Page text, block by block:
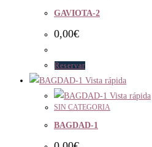
GAVIOTA-2
0,00€
Reservar
Vista rápida
Vista rápida
SIN CATEGORIA
BAGDAD-1